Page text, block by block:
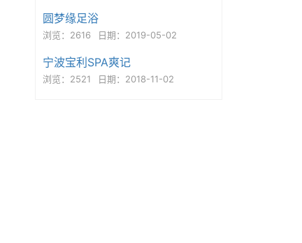
圆梦缘足浴
浏览：2616 日期：2019-05-02
宁波宝利SPA爽记
浏览：2521 日期：2018-11-02